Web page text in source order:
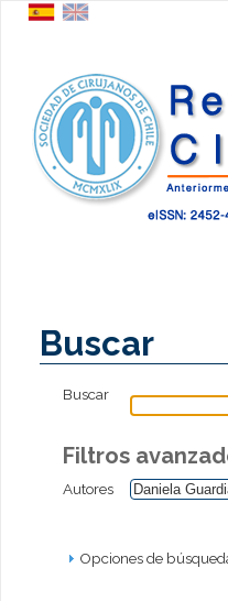
Buscar
Buscar
Filtros
Autores
Opciones de